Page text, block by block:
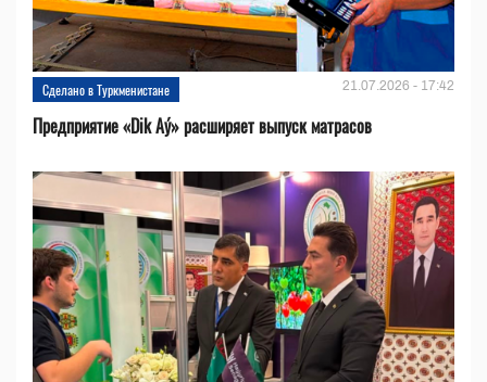
Сделано в Туркменистане 21.07.2026 - 17:42
Предприятие «Dik Aý» расширяет выпуск матрасов